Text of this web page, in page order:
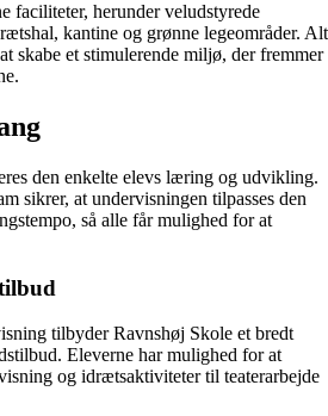
faciliteter, herunder veludstyrede
kantine og grønne legeområder. Alt
skabe et stimulerende miljø, der fremmer
den enkelte elevs læring og udvikling.
sikrer, at undervisningen tilpasses den
så alle får mulighed for at
tilbyder Ravnshøj Skole et bredt
Eleverne har mulighed for at
og idrætsaktiviteter til teaterarbejde